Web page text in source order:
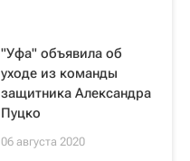
"Уфа" объявила об
уходе из команды
защитника Александра
Пуцко
06 августа 2020